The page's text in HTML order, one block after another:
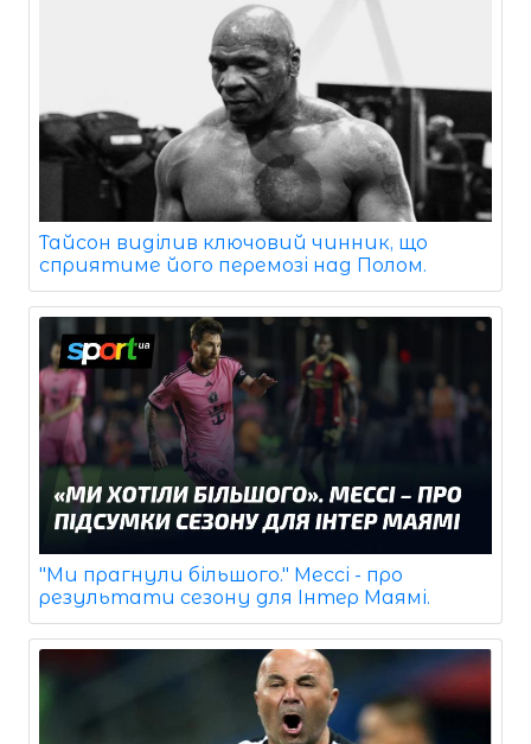
Тайсон виділив ключовий чинник, що
сприятиме його перемозі над Полом.
"Ми прагнули більшого." Мессі - про
результати сезону для Інтер Маямі.